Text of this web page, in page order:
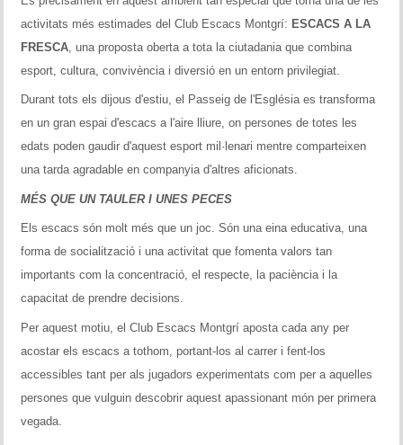
activitats més estimades del Club Escacs Montgrí: ESCACS A LA
FRESCA , una proposta oberta a tota la ciutadania que combina
esport, cultura, convivència i diversió en un entorn privilegiat.
Durant tots els dijous d'estiu, el Passeig de l'Església es transforma
en un gran espai d'escacs a l'aire lliure, on persones de totes les
edats poden gaudir d'aquest esport mil·lenari mentre comparteixen
una tarda agradable en companyia d'altres aficionats.
MÉS QUE UN TAULER I UNES PECES
Els escacs són molt més que un joc. Són una eina educativa, una
forma de socialització i una activitat que fomenta valors tan
importants com la concentració, el respecte, la paciència i la
capacitat de prendre decisions.
Per aquest motiu, el Club Escacs Montgrí aposta cada any per
acostar els escacs a tothom, portant-los al carrer i fent-los
accessibles tant per als jugadors experimentats com per a aquelles
persones que vulguin descobrir aquest apassionant món per primera
vegada.